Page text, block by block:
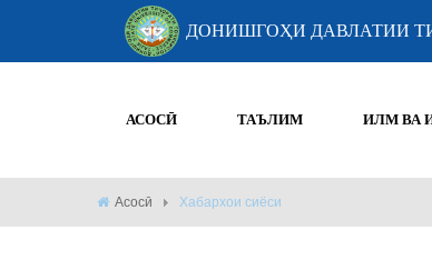
ДОНИШГОҲИ ДАВЛАТИИ
АСОСӢ ТАЪЛИМ ИЛМ ВА
Асосӣ Хабархои сиёси